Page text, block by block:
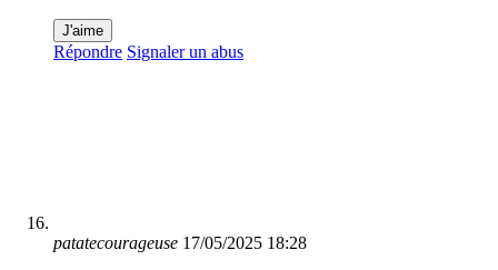
J'aime
Répondre Signaler un abus
patatecourageuse 17/05/2025 18:28